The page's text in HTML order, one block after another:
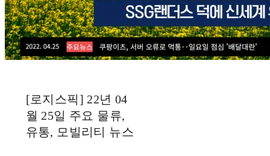
[로지스픽] 22년 04
월 25일 주요 물류,
유통, 모빌리티 뉴스